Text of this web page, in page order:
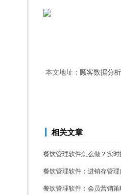
本文地址： 顾客数据分
相关文章
餐饮管理软件怎么做？实
餐饮管理软件：进销存管
餐饮管理软件：会员营销